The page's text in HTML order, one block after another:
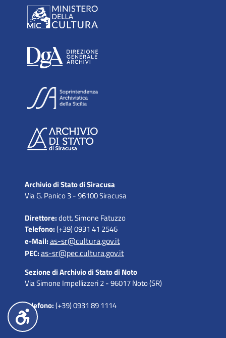
Archivio di Stato di Siracusa
Via G. Panico 3 - 96100 Siracusa
Direttore:dott. Simone Fatuzzo
Telefono:(+39) 0931 41 2546
e-Mail:as-sr@cultura.gov.it
PEC:as-sr@pec.cultura.gov.it
Sezione di Archivio di Stato di Noto
Via Simone Impellizzeri 2 - 96017 Noto (SR)
telefono:(+39) 0931 89 1114